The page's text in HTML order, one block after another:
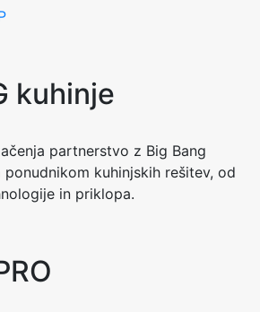
kuhinje
partnerstvo z Big Bang
ponudnikom kuhinjskih rešitev, od
in priklopa.